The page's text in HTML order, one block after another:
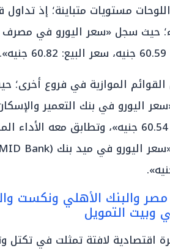
مستويات متباينة؛ إذ
حيث سجل «سعر اليورو في
القوائم الموازية في فروع أخرى؛
الشراء: 60.31 جنيه، سعر البيع: 60.54 جنيه»،
والبنك الأهلي ونكست
التمويل
اقتصادية لافتة تمثلت في